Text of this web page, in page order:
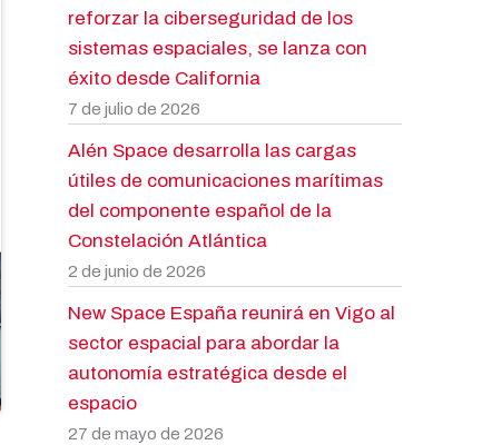
reforzar la ciberseguridad de los
sistemas espaciales, se lanza con
éxito desde California
7 de julio de 2026
Alén Space desarrolla las cargas
útiles de comunicaciones marítimas
del componente español de la
Constelación Atlántica
2 de junio de 2026
New Space España reunirá en Vigo al
sector espacial para abordar la
autonomía estratégica desde el
espacio
27 de mayo de 2026